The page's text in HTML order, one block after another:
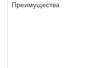
Преимущества